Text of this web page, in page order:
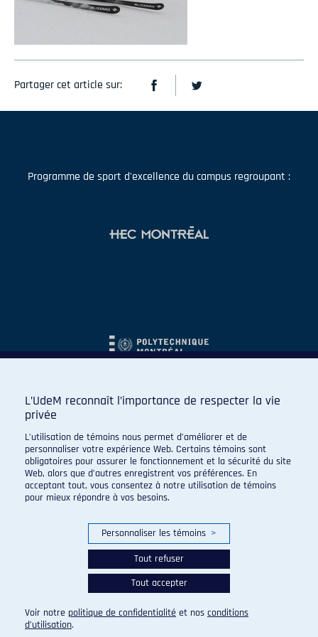
Partager cet article sur:
Programme de sport d'excellence du campus regroupant :
© 2026 Carabins de l'Université de Montréal. Tous droits
réservés.
Paramètres des témoins
L’UdeM reconnaît l’importance de respecter la vie
privée
L’utilisation de témoins nous permet d’améliorer et de
personnaliser votre expérience Web. Certains témoins sont
obligatoires pour assurer le fonctionnement et la sécurité du site
Web, alors que d’autres enregistrent vos préférences. En
acceptant tout, vous consentez à notre utilisation de témoins
pour mieux répondre à vos besoins.
Personnaliser les témoins >
Tout refuser
Tout accepter
Voir notre politique de confidentialité et nos conditions
d’utilisation.